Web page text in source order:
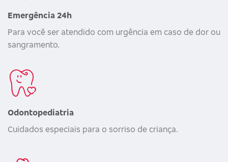
Emergência 24h
Para você ser atendido com urgência em caso de dor ou
sangramento.
Odontopediatria
Cuidados especiais para o sorriso de criança.